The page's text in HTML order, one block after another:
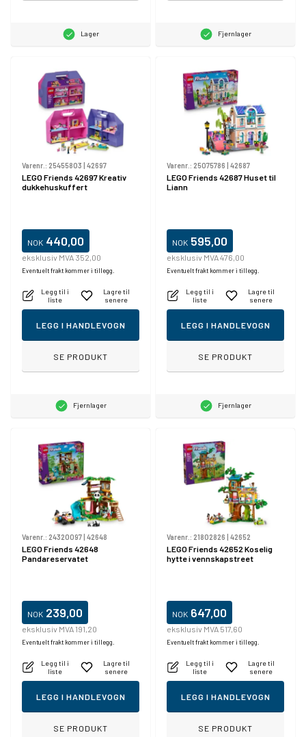
Lager Fjernlager
Varenr.: 25455803 | 42697
LEGO Friends 42697 Kreativ
dukkehuskuffert
NOK 440,00
eksklusiv MVA 352,00
Eventuelt frakt kommer i tillegg.
Legg til i
liste
Lagre til
senere
LEGG I HANDLEVOGN
SE PRODUKT
Fjernlager
Varenr.: 25075786 | 42687
LEGO Friends 42687 Huset til
Liann
NOK 595,00
eksklusiv MVA 476,00
Eventuelt frakt kommer i tillegg.
Legg til i
liste
Lagre til
senere
LEGG I HANDLEVOGN
SE PRODUKT
Fjernlager
Varenr.: 24320097| 42648
LEGO Friends 42648
Pandareservatet
NOK 239,00
eksklusiv MVA 191,20
Eventuelt frakt kommer i tillegg.
Legg til i
liste
Lagre til
senere
LEGG I HANDLEVOGN
SE PRODUKT
Varenr.: 21802826 | 42652
LEGO Friends 42652 Koselig
hytte i vennskapstreet
NOK 647,00
eksklusiv MVA 517,60
Eventuelt frakt kommer i tillegg.
Legg til i
liste
Lagre til
senere
LEGG I HANDLEVOGN
SE PRODUKT